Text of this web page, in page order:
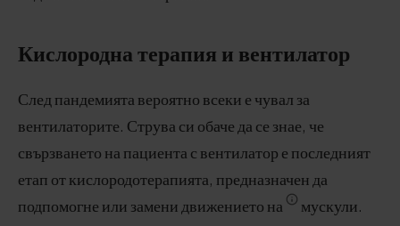
Кислородна терапия и вентилатор
След пандемията вероятно всеки е чувал за
вентилаторите. Струва си обаче да се знае, че
свързването на пациента с вентилатор е последният
етап от кислородотерапията, предназначен да
подпомогне или замени движението на
мускули.